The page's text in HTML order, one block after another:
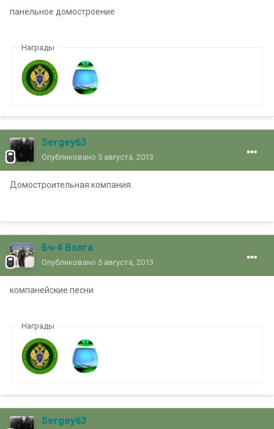
панельное домостроение
Награды
Sergey63
Опубликовано 5 августа, 2013
Домостроительная компания.
Бч-4 Волга
Опубликовано 5 августа, 2013
компанейские песни
Награды
Sergey63